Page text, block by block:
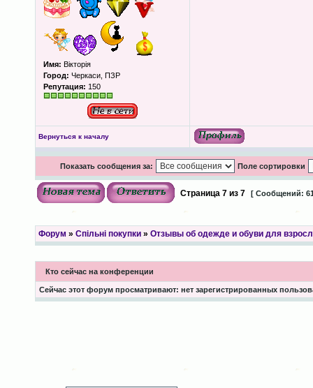
Имя: Вікторія
Город: Черкаси, ПЗР
Репутация: 150
Вернуться к началу
Показать сообщения за: Поле сортировки
Страница 7из 7 [ Сообщений:
Форум » Спільні покупки» Отзывы об одежде и обуви для
Кто сейчас на конференции
Сейчас этот форум просматривают: нет зарегистрированных